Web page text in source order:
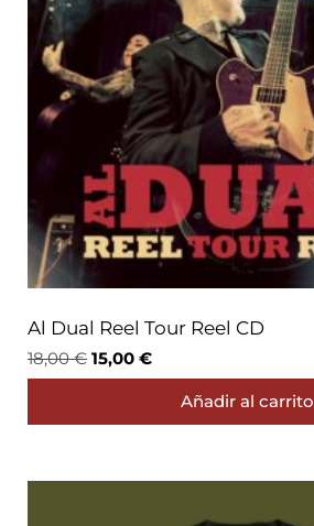
Al Dual Reel Tour Reel CD
18,00€ 15,00 €
Añadir al carrito